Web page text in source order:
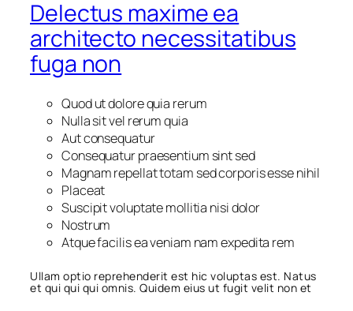
Delectus maxime ea
architecto necessitatibus
fuga non
Quod ut dolore quia rerum
Nulla sit vel rerum quia
Aut consequatur
Consequatur praesentium sint sed
Magnam repellat totam sed corporis esse nihil
Placeat
Suscipit voluptate mollitia nisi dolor
Nostrum
Atque facilis ea veniam nam expedita rem
Ullam optio reprehenderit est hic voluptas est. Natus
et qui qui qui omnis. Quidem eius ut fugit velit non et